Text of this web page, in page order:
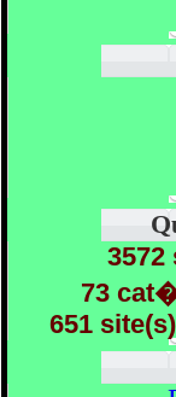
3572
73
651